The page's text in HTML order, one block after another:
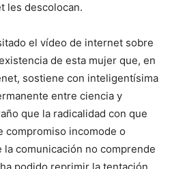
les descolocan.
el vídeo de internet sobre
de esta mujer que, en
sostiene con inteligentísima
entre ciencia y
que la radicalidad con que
compromiso incomode o
la comunicación no comprende